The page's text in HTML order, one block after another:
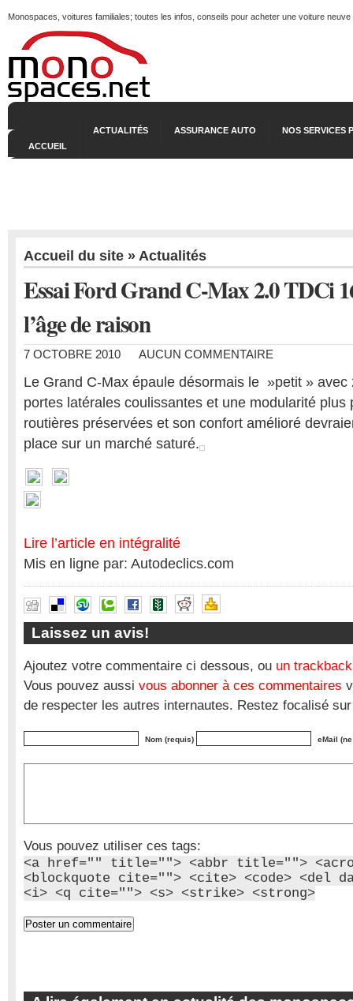
Monospaces, voitures familiales; toutes les infos, conseils pour acheter une voiture
ACCUEIL
ACTUALITÉS ASSURANCE AUTO NOS SERVICES
Accueil du site » Actualités
Essai Ford Grand C-Max 2.0 TDCi
l’âge de raison
7 OCTOBRE 2010 AUCUN COMMENTAIRE
Le Grand C-Max épaule désormais le »petit » avec
portes latérales coulissantes et une modularité plus
routières préservées et son confort amélioré
place sur un marché saturé.
Lire l’article en intégralité
Mis en ligne par: Autodeclics.com
Laissez un avis!
Ajoutez votre commentaire ci dessous, ou un trackback
Vous pouvez aussi vous abonner à ces commentaires
de respecter les autres internautes. Restez focalisé
Nom (requis) eMail
Vous pouvez utiliser ces tags:
<a href="" title=""> <abbr title="">
<blockquote cite=""> <cite> <code> <del
<i> <q cite=""> <s> <strike> <strong>